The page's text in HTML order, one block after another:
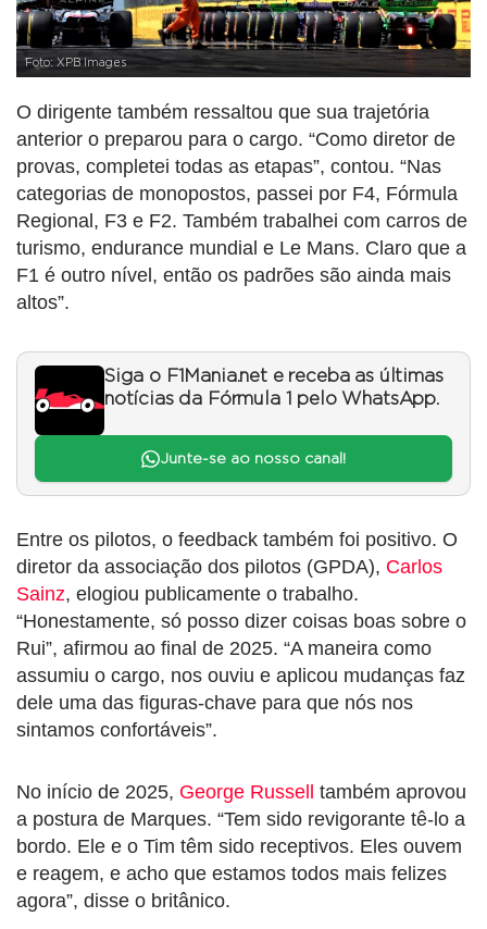
Foto: XPB Images
O dirigente também ressaltou que sua trajetória
anterior o preparou para o cargo. “Como diretor de
provas, completei todas as etapas”, contou. “Nas
categorias de monopostos, passei por F4, Fórmula
Regional, F3 e F2. Também trabalhei com carros de
turismo, endurance mundial e Le Mans. Claro que a
F1 é outro nível, então os padrões são ainda mais
altos”.
Siga o F1Mania.net e receba as últimas
notícias da Fórmula 1 pelo WhatsApp.
Junte-se ao nosso canal!
Entre os pilotos, o feedback também foi positivo. O
diretor da associação dos pilotos (GPDA), Carlos
Sainz, elogiou publicamente o trabalho.
“Honestamente, só posso dizer coisas boas sobre o
Rui”, afirmou ao final de 2025. “A maneira como
assumiu o cargo, nos ouviu e aplicou mudanças faz
dele uma das figuras-chave para que nós nos
sintamos confortáveis”.
No início de 2025, George Russell também aprovou
a postura de Marques. “Tem sido revigorante tê-lo a
bordo. Ele e o Tim têm sido receptivos. Eles ouvem
e reagem, e acho que estamos todos mais felizes
agora”, disse o britânico.